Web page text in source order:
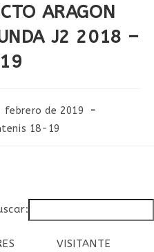
ARAGON
J2 2018 –
febrero de 2019
18-19
VISITANTE